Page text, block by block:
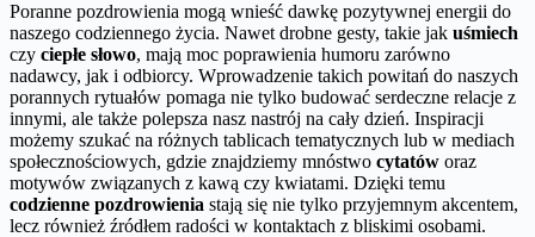
Poranne pozdrowienia mogą wnieść dawkę pozytywnej energii do
naszego codziennego życia. Nawet drobne gesty, takie jak uśmiech
czy ciepłe słowo, mają moc poprawienia humoru zarówno
nadawcy, jak i odbiorcy. Wprowadzenie takich powitań do naszych
porannych rytuałów pomaga nie tylko budować serdeczne relacje z
innymi, ale także polepsza nasz nastrój na cały dzień. Inspiracji
możemy szukać na różnych tablicach tematycznych lub w mediach
społecznościowych, gdzie znajdziemy mnóstwo cytatów oraz
motywów związanych z kawą czy kwiatami. Dzięki temu
codzienne pozdrowienia stają się nie tylko przyjemnym akcentem,
lecz również źródłem radości w kontaktach z bliskimi osobami.